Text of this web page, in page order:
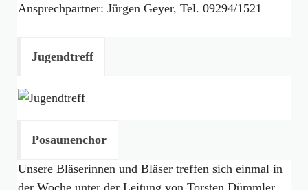
Ansprechpartner: Jürgen Geyer, Tel. 09294/1521
Jugendtreff
Posaunenchor
Unsere Bläserinnen und Bläser treffen sich einmal in
der Woche unter der Leitung von Torsten Dümmler,